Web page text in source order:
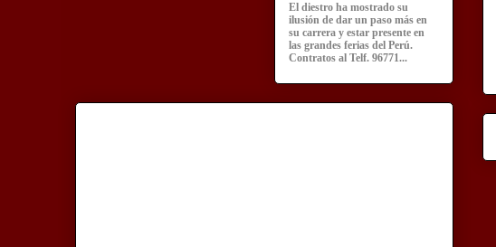
El diestro ha mostrado su
ilusión de dar un paso más en
su carrera y estar presente en
las grandes ferias del Perú.
Contratos al Telf. 96771...